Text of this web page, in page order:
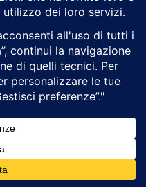
Kues, ricercatore di sicurezza